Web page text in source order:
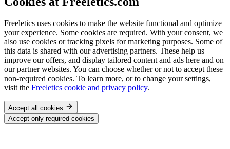
Freeletics uses cookies to make the website functional and optimize
your experience. Some cookies are required. With your consent, we
also use cookies or tracking pixels for marketing purposes. Some of
this data is shared with our advertising partners. These help us
improve our offers, and display tailored content and ads here and on
our partner websites. You can choose whether or not to accept these
non-required cookies. To learn more, or to change your settings,
visit the Freeletics cookie and privacy policy.
Accept all cookies
Accept only required cookies